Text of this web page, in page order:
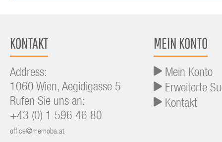
KONTAKT
Address:
1060 Wien, Aegidigasse 5
Rufen Sie uns an:
+43 (0) 1 596 46 80
office@memoba.at
MEIN KONTO
Mein Konto
Erweiterte
Kontakt